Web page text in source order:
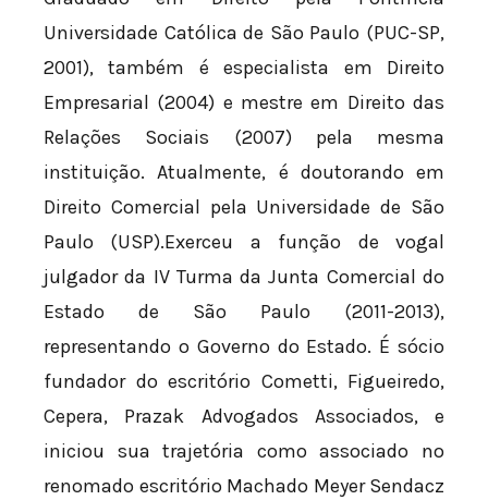
Universidade Católica de São Paulo (PUC-SP,
2001), também é especialista em Direito
Empresarial (2004) e mestre em Direito das
Relações Sociais (2007) pela mesma
instituição. Atualmente, é doutorando em
Direito Comercial pela Universidade de São
Paulo (USP).Exerceu a função de vogal
julgador da IV Turma da Junta Comercial do
Estado de São Paulo (2011-2013),
representando o Governo do Estado. É sócio
fundador do escritório Cometti, Figueiredo,
Cepera, Prazak Advogados Associados, e
iniciou sua trajetória como associado no
renomado escritório Machado Meyer Sendacz